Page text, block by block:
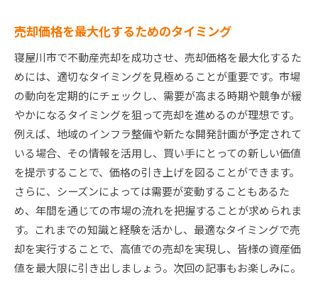
売却価格を最大化するためのタイミング
寝屋川市で不動産売却を成功させ、売却価格を最大化するた
めには、適切なタイミングを見極めることが重要です。市場
の動向を定期的にチェックし、需要が高まる時期や競争が緩
やかになるタイミングを狙って売却を進めるのが理想です。
例えば、地域のインフラ整備や新たな開発計画が予定されて
いる場合、その情報を活用し、買い手にとっての新しい価値
を提示することで、価格の引き上げを図ることができます。
さらに、シーズンによっては需要が変動することもあるた
め、年間を通じての市場の流れを把握することが求められま
す。これまでの知識と経験を活かし、最適なタイミングで売
却を実行することで、高値での売却を実現し、皆様の資産価
値を最大限に引き出しましょう。次回の記事もお楽しみに。